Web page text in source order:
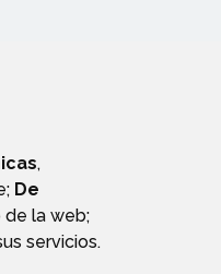
,
De
de la web;
servicios.